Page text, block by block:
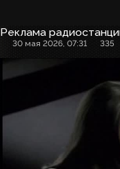
Реклама
30 мая 2026, 07:31 335